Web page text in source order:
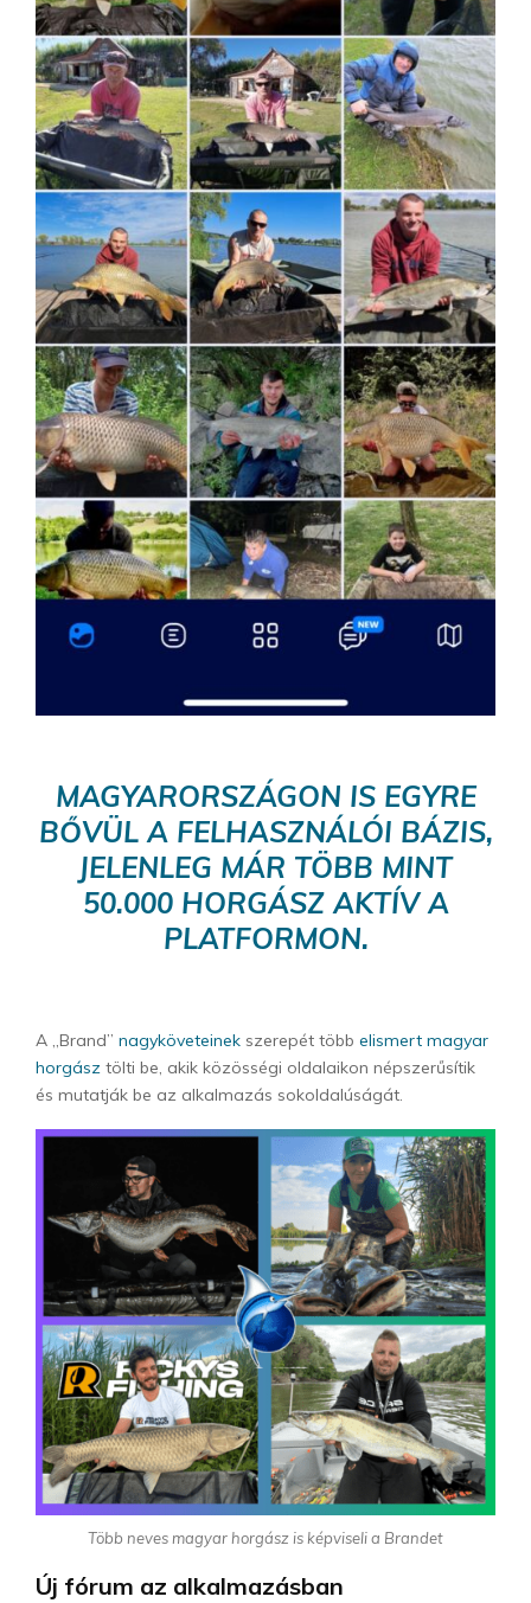
MAGYARORSZÁGON IS EGYRE
BŐVÜL A FELHASZNÁLÓI BÁZIS,
JELENLEG MÁR TÖBB MINT
50.000 HORGÁSZ AKTÍV A
PLATFORMON.
A „Brand” nagyköveteinek szerepét több elismert magyar
horgász tölti be, akik közösségi oldalaikon népszerűsítik
és mutatják be az alkalmazás sokoldalúságát.
Több neves magyar horgász is képviseli a Brandet
Új fórum az alkalmazásban